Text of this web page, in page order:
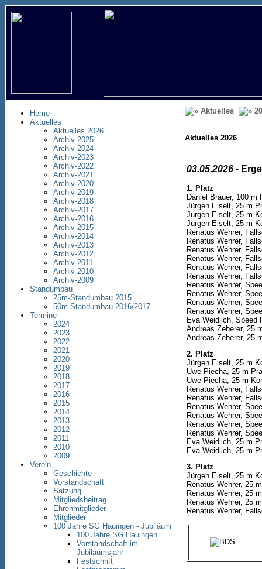
Home
Aktuelles
Aktuelles 2026
Archiv 2025
Archiv 2024
Archiv-2023
Archiv-2022
Archiv-2021
Archiv-2020
Archiv-2019
Archiv-2018
Archiv-2017
Archiv-2016
Archiv-2015
Archiv-2014
Archiv-2013
Archiv-2012
Archiv-2011
Archiv-2010
Archiv-2009
Standumbau
25m-Standumbau 2015
50m-Standumbau 2016/2017
Termine
2024
2023
2022
2021
2020
2019
2018
2017
2016
2015
2014
2013
2012
2011
2010
2009
Verein
Geschichte
Vorstandschaft
Satzung
Mitgliedsbeitrag
Ehrenmitglieder
Mitglieder
100 Jahre SG Hauingen - Jubiläum
100 Jahre SG Hauingen
Vorstandschaft im
Jubiläumsjahr
Festschrift
Aktuelles
Aktuelles 2026
03.05.2026 -
1. Platz
Daniel Brauer, 100
Jürgen Eiselt, 25 m
Jürgen Eiselt, 25 m
Jürgen Eiselt, 25 m
Renatus Wehrer,
Renatus Wehrer,
Renatus Wehrer,
Renatus Wehrer,
Renatus Wehrer,
Renatus Wehrer,
Renatus Wehrer,
Renatus Wehrer,
Renatus Wehrer,
Renatus Wehrer,
Eva Weidlich, Speed
Andreas Zeberer, 25
Andreas Zeberer, 25
2. Platz
Jürgen Eiselt, 25 m
Uwe Piecha, 25 m
Uwe Piecha, 25 m
Renatus Wehrer,
Renatus Wehrer,
Renatus Wehrer,
Renatus Wehrer,
Renatus Wehrer,
Renatus Wehrer,
Eva Weidlich, 25 m
Eva Weidlich, 25 m
3. Platz
Jürgen Eiselt, 25 m
Renatus Wehrer, 25
Renatus Wehrer, 25
Renatus Wehrer, 25
Renatus Wehrer,